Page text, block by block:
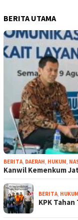
BERITA UTAMA
BERITA, DAERAH, HUKUM,
Kanwil Kemenkum
BERITA, HUKUM
KPK